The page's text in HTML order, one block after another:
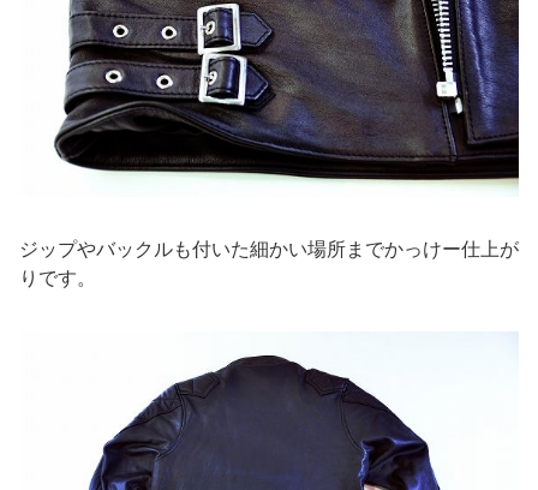
ジップやバックルも付いた細かい場所までかっけー仕上が
りです。